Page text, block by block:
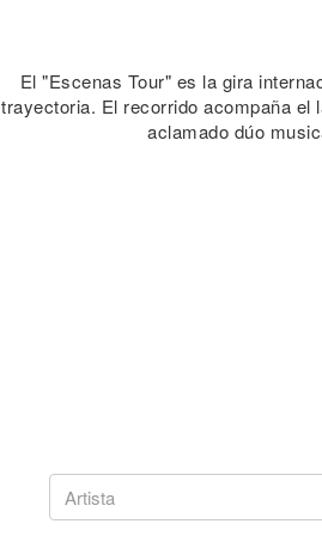
El "Escenas Tour" es la gira
trayectoria. El recorrido acompaña el
aclamado dúo